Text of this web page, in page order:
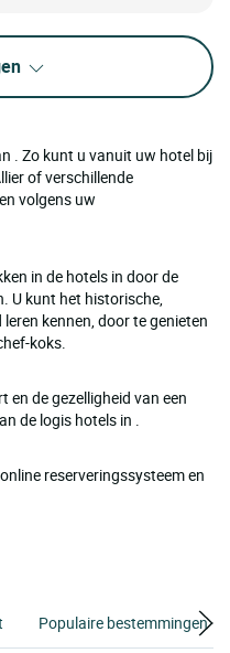
. Zo kunt u vanuit uw hotel bij
of verschillende
volgens uw
in de hotels in door de
U kunt het historische,
kennen, door te genieten
koks.
de gezelligheid van een
de logis hotels in .
reserveringssysteem en
Populaire bestemmingen